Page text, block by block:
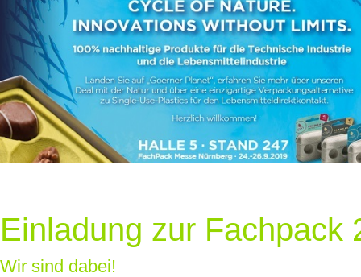
Einladung zur Fachpack
Wir sind dabei!